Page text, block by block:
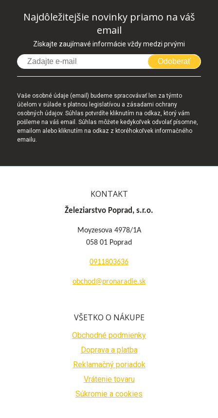
Najdôležitejšie novinky priamo na váš
email
Získajte zaujímavé informácie vždy medzi prvými
Odoberať
Vaše osobné údaje (email) budeme spracovávať len za týmto
účelom v súlade s platnou legislatívou a zásadami ochrany
osobných údajov. Súhlas potvrdíte kliknutím na odkaz, ktorý vám
pošleme na váš email. Súhlas môžete kedykoľvek odvolať písomne,
emailom alebo kliknutím na odkaz z ktoréhokoľvek informačného
emailu.
KONTAKT
Železiarstvo Poprad, s.r.o.
Moyzesova 4978/1A
058 01 Poprad
0911803636
obchod@pronaradie.sk
VŠETKO O NÁKUPE
Obchodné podmienky
Doprava a platba
Reklamačný poriadok
Vrátenie tovaru
Súkromie a cookies